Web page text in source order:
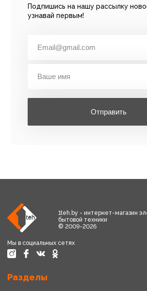
Подпишись на нашу рассылку
узнавай первым!
Отправить
1teh.by - интернет-магазин
бытовой техники
© 2009-2026
Мы в социальных сетях
Разделы